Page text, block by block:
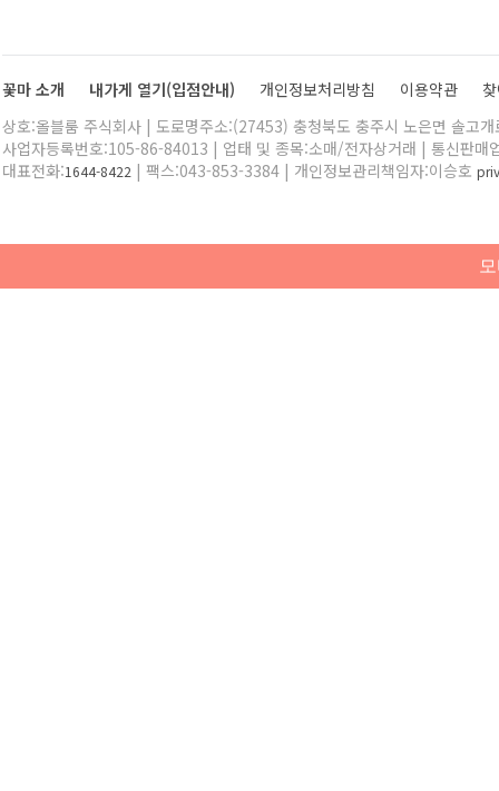
꽃마 소개 내가게 열기(입점안내) 개인정보처리방침 이용약관
상호:올블룸 주식회사 | 도로명주소:(27453) 충청북도 충주시 노은면 솔고
사업자등록번호:105-86-84013 | 업태 및 종목:소매/전자상거래 | 통신판매
대표전화:1644-8422 | 팩스:043-853-3384 | 개인정보관리책임자:이승호